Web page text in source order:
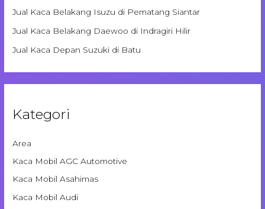
Jual Kaca Belakang Isuzu di Pematang Siantar
Jual Kaca Belakang Daewoo di Indragiri Hilir
Jual Kaca Depan Suzuki di Batu
Kategori
Area
Kaca Mobil AGC Automotive
Kaca Mobil Asahimas
Kaca Mobil Audi